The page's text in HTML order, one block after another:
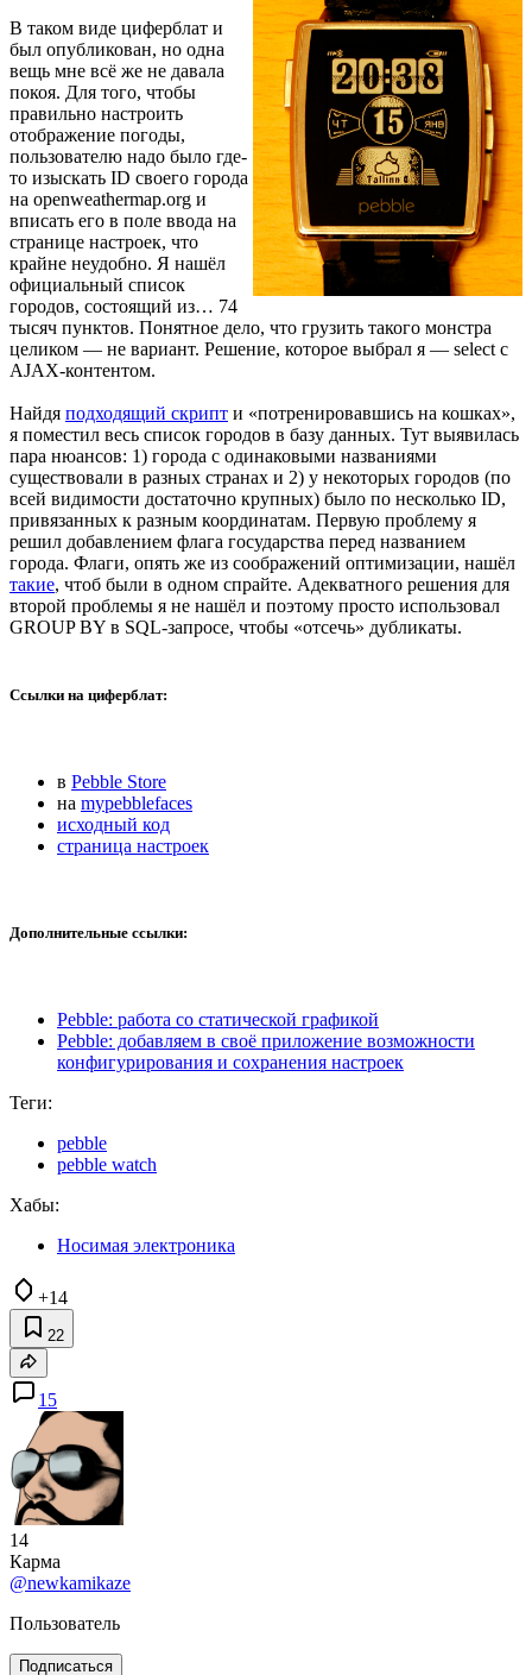
В таком виде циферблат и
был опубликован, но одна
вещь мне всё же не давала
покоя. Для того, чтобы
правильно настроить
отображение погоды,
пользователю надо было где-
то изыскать ID своего города
на openweathermap.org и
вписать его в поле ввода на
странице настроек, что
крайне неудобно. Я нашёл
официальный список
городов, состоящий из… 74
тысяч пунктов. Понятное дело, что грузить такого монстра
целиком — не вариант. Решение, которое выбрал я — select с
AJAX-контентом.
Найдя подходящий скрипт и «потренировавшись на кошках»,
я поместил весь список городов в базу данных. Тут выявилась
пара нюансов: 1) города с одинаковыми названиями
существовали в разных странах и 2) у некоторых городов (по
всей видимости достаточно крупных) было по несколько ID,
привязанных к разным координатам. Первую проблему я
решил добавлением флага государства перед названием
города. Флаги, опять же из соображений оптимизации, нашёл
такие, чтоб были в одном спрайте. Адекватного решения для
второй проблемы я не нашёл и поэтому просто использовал
GROUP BY в SQL-запросе, чтобы «отсечь» дубликаты.
Ссылки на циферблат:
в Pebble Store
на mypebblefaces
исходный код
страница настроек
Дополнительные ссылки:
Pebble: работа со статической графикой
Pebble: добавляем в своё приложение возможности
конфигурирования и сохранения настроек
Теги:
pebble
pebble watch
Хабы:
Носимая электроника
+14
22
15
14
Карма
@newkamikaze
Пользователь
Подписаться